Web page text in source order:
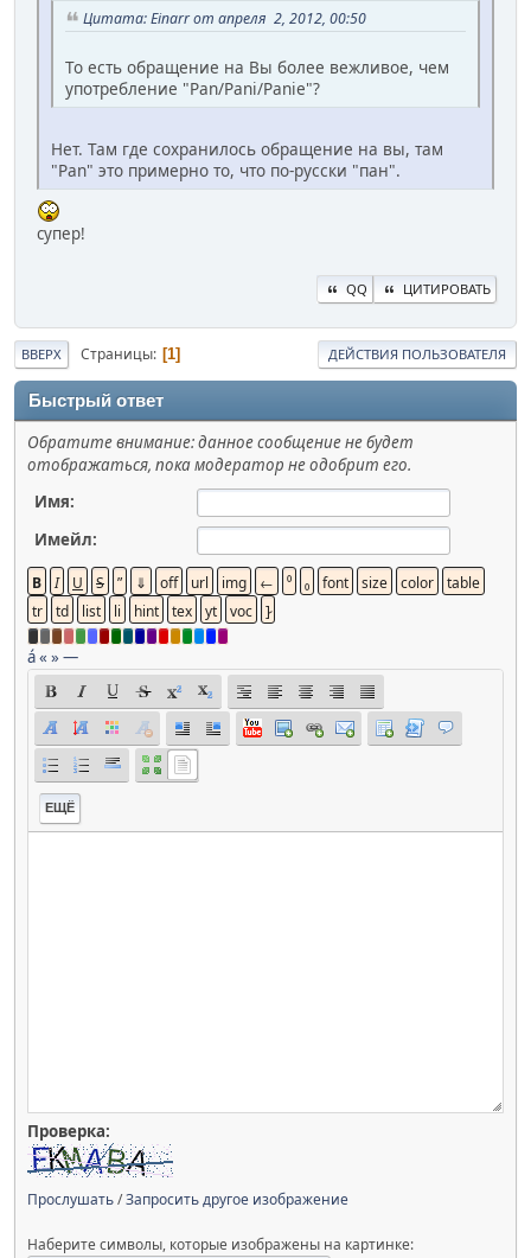
Цитата: Einarr от апреля 2, 2012, 00:50
То есть обращение на Вы более вежливое, чем
употребление "Pan/Pani/Panie"?
Нет. Там где сохранилось обращение на вы, там
"Pan" это примерно то, что по-русски "пан".
супер!
QQ ЦИТИРОВАТЬ
ВВЕРХ Страницы 1 ДЕЙСТВИЯ ПОЛЬЗОВАТЕЛЯ
Быстрый ответ
Обратите внимание: данное сообщение не будет
отображаться, пока модератор не одобрит его.
Имя:
Имейл:
á« »—
ЕЩЁ
Проверка:
Прослушать/Запросить другое изображение
Наберите символы, которые изображены на картинке: